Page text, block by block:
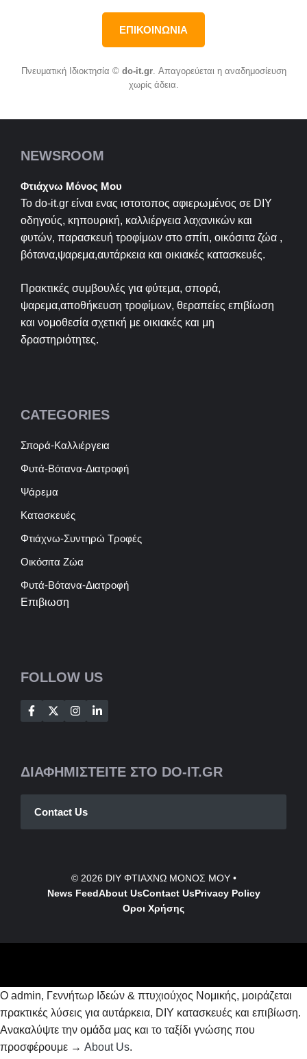
ΕΠΙΚΟΙΝΩΝΙΑ
Πνευματική Ιδιοκτησία © do-it.gr. Απαγορεύεται η αναδημοσίευση
χωρίς άδεια.
NEWSROOM
Φτιάχνω Μόνος Μου
Το do-it.gr είναι ενας ιστοτοπος αφιερωμένος σε DIY
οδηγούς, κηπουρική, καλλιέργεια λαχανικών και
φυτών, παρασκευή τροφίμων στο σπίτι, οικόσιτα ζώα ,
βότανα,ψαρεμα,αυτάρκεια και οικιακές κατασκευές.
Πρακτικές συμβουλές για φύτεμα, σπορά,
ψαρεμα,αποθήκευση τροφίμων, θεραπείες επιβίωση
και νομοθεσία σχετική με οικιακές και μη
δραστηριότητες.
CATEGORIES
Σπορά-Καλλιέργεια
Φυτά-Βότανα-Διατροφή
Ψάρεμα
Κατασκευές
Φτιάχνω-Συντηρώ Τροφές
Οικόσιτα Ζώα
Φυτά-Βότανα-Διατροφή
Επιβιωση
FOLLOW US
ΔΙΑΦΗΜΙΣΤΕΙΤΕ ΣΤΟ DO-IT.GR
Contact Us
© 2026 DIY ΦΤΙΑΧΝΩ ΜΟΝΟΣ ΜΟΥ•
News FeedAbout UsContactUsPrivacy Policy
Οροι Χρήσης
Ο admin, Γεννήτωρ Ιδεών & πτυχιούχος Νομικής, μοιράζεται
πρακτικές λύσεις για αυτάρκεια, DIY κατασκευές και επιβίωση.
Ανακαλύψτε την ομάδα μας και το ταξίδι γνώσης που
προσφέρουμε → About Us.